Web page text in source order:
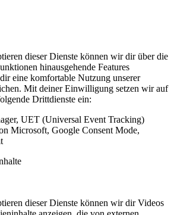
dieser Dienste können wir dir über die
hinausgehende Features
eine komfortable Nutzung unserer
Mit deiner Einwilligung setzen wir auf
Drittdienste ein:
UET (Universal Event Tracking)
Microsoft, Google Consent Mode,
dieser Dienste können wir dir Videos